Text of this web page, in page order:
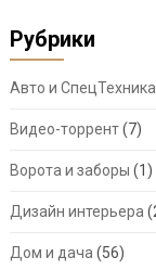
Рубрики
Авто и СпецТехника
Видео-торрент(7)
Ворота и заборы (1)
Дизайн интерьера
Дом и дача (56)